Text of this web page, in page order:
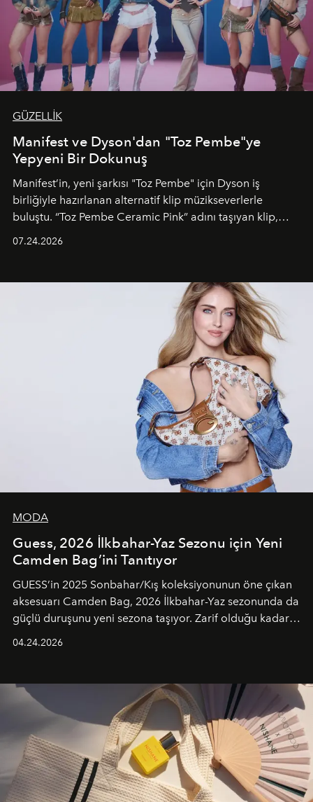
GÜZELLİK
Manifest ve Dyson'dan "Toz Pembe"ye
Yepyeni Bir Dokunuş
Manifest’in, yeni şarkısı "Toz Pembe" için Dyson iş
birliğiyle hazırlanan alternatif klip müzikseverlerle
buluştu. “Toz Pembe Ceramic Pink” adını taşıyan klip,
unsurlarından biri olarak öne çıkıyor.
07.24.2026
MODA
Guess, 2026 İlkbahar-Yaz Sezonu için Yeni
Camden Bag’ini Tanıtıyor
GUESS’in 2025 Sonbahar/Kış koleksiyonunun öne çıkan
aksesuarı Camden Bag, 2026 İlkbahar-Yaz sezonunda da
güçlü duruşunu yeni sezona taşıyor. Zarif olduğu kadar
04.24.2026